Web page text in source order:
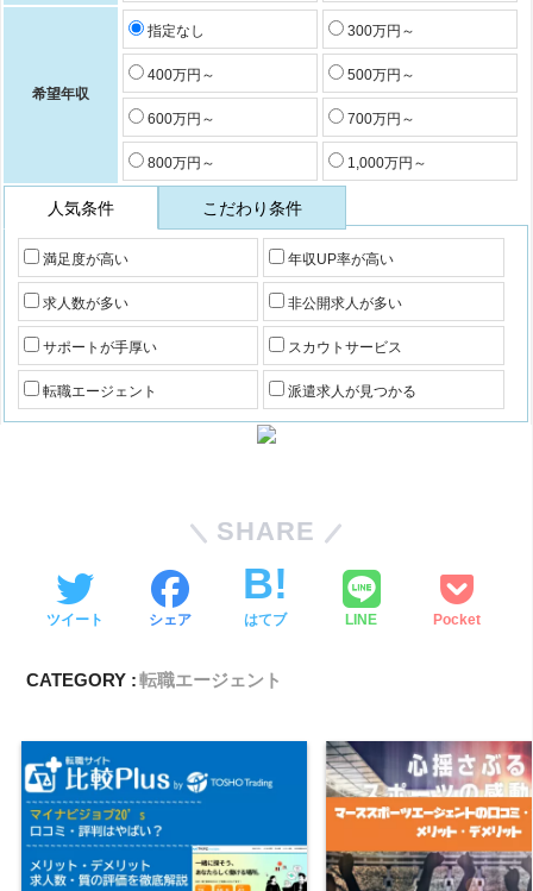
希望年収
指定なし 300万円～
400万円～ 500万円～
600万円～ 700万円～
800万円～ 1,000万円～
人気条件 こだわり条件
満足度が高い 年収UP率が高い
求人数が多い 非公開求人が多い
サポートが手厚い スカウトサービス
転職エージェント 派遣求人が見つかる
SHARE
ツイート シェア はてブ LINE Pocket
CATEGORY :転職エージェント